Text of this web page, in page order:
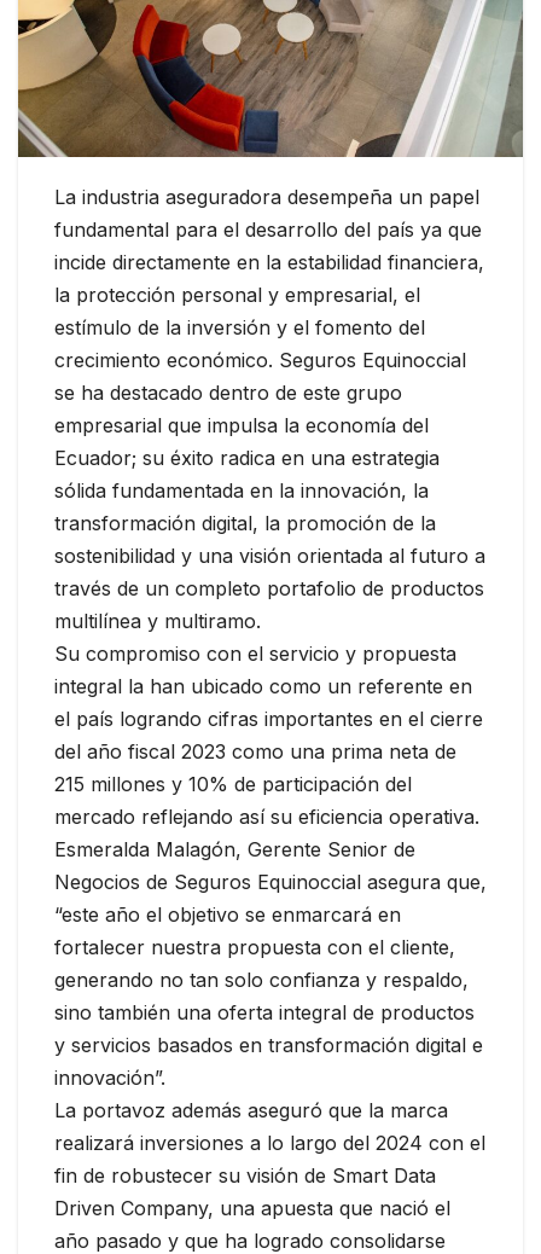
La industria aseguradora desempeña un papel
fundamental para el desarrollo del país ya que
incide directamente en la estabilidad financiera,
la protección personal y empresarial, el
estímulo de la inversión y el fomento del
crecimiento económico. Seguros Equinoccial
se ha destacado dentro de este grupo
empresarial que impulsa la economía del
Ecuador; su éxito radica en una estrategia
sólida fundamentada en la innovación, la
transformación digital, la promoción de la
sostenibilidad y una visión orientada al futuro a
través de un completo portafolio de productos
multilínea y multiramo.
Su compromiso con el servicio y propuesta
integral la han ubicado como un referente en
el país logrando cifras importantes en el cierre
del año fiscal 2023 como una prima neta de
215 millones y 10% de participación del
mercado reflejando así su eficiencia operativa.
Esmeralda Malagón, Gerente Senior de
Negocios de Seguros Equinoccial asegura que,
“este año el objetivo se enmarcará en
fortalecer nuestra propuesta con el cliente,
generando no tan solo confianza y respaldo,
sino también una oferta integral de productos
y servicios basados en transformación digital e
innovación”.
La portavoz además aseguró que la marca
realizará inversiones a lo largo del 2024 con el
fin de robustecer su visión de Smart Data
Driven Company, una apuesta que nació el
año pasado y que ha logrado consolidarse